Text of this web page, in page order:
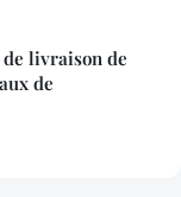
livraison de
de